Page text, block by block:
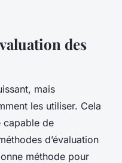
des
mais
les utiliser. Cela
capable de
d’évaluation
méthode pour